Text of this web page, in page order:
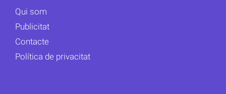
Qui som
Publicitat
Contacte
Política de privacitat